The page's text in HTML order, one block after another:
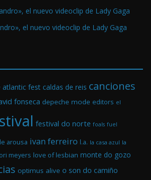
el nuevo videoclip de Lady Gaga
el nuevo videoclip de Lady Gaga
atlantic fest caldas de reis canciones
fonseca depeche mode editors el
festival do norte foals fuel
arousa ivan ferreiro l.a. la casa azul la
meyers love of lesbian monte do gozo
optimus alive o son do camiño